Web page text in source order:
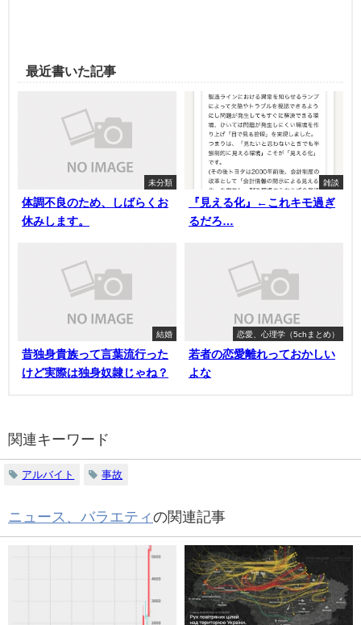
最近書いた記事
未分類
体調不良のため、しばらくお
休みします。
雑談
『見える化』←これキモ過ぎ
るだろ…
結婚
昔独身貴族って言葉流行った
けど実際は独身奴隷じゃね？
恋愛、心理学（5chまとめ）
若者の恋愛離れっておかしい
よな
関連キーワード
アルバイト 事故
ニュース、バラエティ の関連記事